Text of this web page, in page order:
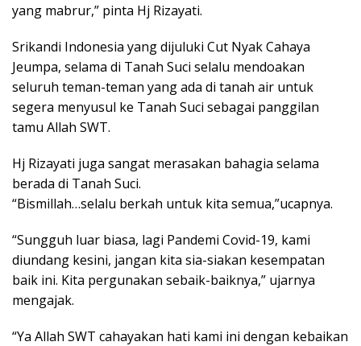
yang mabrur,” pinta Hj Rizayati.
Srikandi Indonesia yang dijuluki Cut Nyak Cahaya
Jeumpa, selama di Tanah Suci selalu mendoakan
seluruh teman-teman yang ada di tanah air untuk
segera menyusul ke Tanah Suci sebagai panggilan
tamu Allah SWT.
Hj Rizayati juga sangat merasakan bahagia selama
berada di Tanah Suci.
“Bismillah…selalu berkah untuk kita semua,”ucapnya.
“Sungguh luar biasa, lagi Pandemi Covid-19, kami
diundang kesini, jangan kita sia-siakan kesempatan
baik ini. Kita pergunakan sebaik-baiknya,” ujarnya
mengajak.
“Ya Allah SWT cahayakan hati kami ini dengan kebaikan